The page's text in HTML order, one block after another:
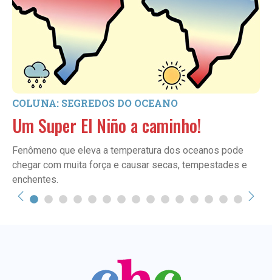
COLUNA: SEGREDOS DO OCEANO
Um Super El Niño a caminho!
Fenômeno que eleva a temperatura dos oceanos pode
chegar com muita força e causar secas, tempestades e
enchentes.